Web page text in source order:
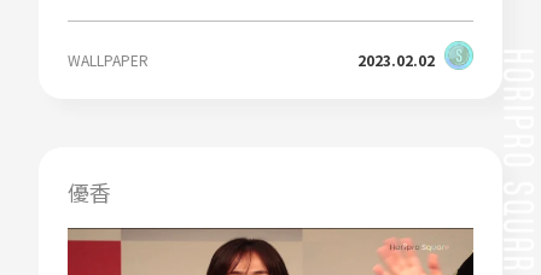
WALLPAPER 2023.02.02
優香